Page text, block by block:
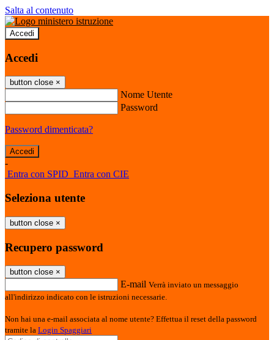
Salta al contenuto
Accedi
Accedi
button close ×
Nome Utente
Password
Password dimenticata?
-
Entra con SPID Entra con CIE
Seleziona utente
button close ×
Recupero password
button close ×
E-mail Verrà inviato un messaggio
all'indirizzo indicato con le istruzioni necessarie.
Non hai una e-mail associata al nome utente? Effettua il reset della password
tramite la Login Spaggiari